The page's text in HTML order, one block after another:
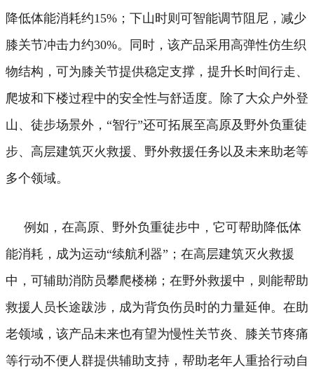
降低体能消耗约15%；下山时则可智能调节阻尼，减少
膝关节冲击力约30%。同时，该产品采用高弹性仿生织
物结构，可为膝关节提供稳定支撑，提升长时间行走、
爬坡和下楼过程中的安全性与舒适度。除了大众户外登
山、徒步场景外，“智行”还可拓展至高原及野外负重徒
步、高层建筑灭火救援、野外救援任务以及未来助老等
多个领域。
例如，在高原、野外负重徒步中，它可帮助降低体
能消耗，成为运动“续航利器”；在高层建筑灭火救援
中，可辅助消防员攀爬楼梯；在野外救援中，则能帮助
救援人员长途跋涉，成为背负伤员时的力量延伸。在助
老领域，该产品未来也有望为慢性关节炎、膝关节疼痛
等行动不便人群提供辅助支持，帮助老年人重拾行动自